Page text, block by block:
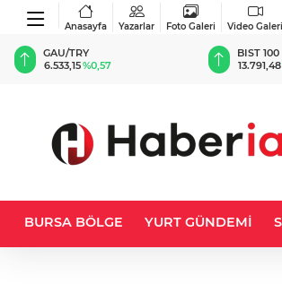
Anasayfa Yazarlar Foto Galeri Video Galeri
BIST 100
13.791,48%0,64
USD
47,5915
BURSA BÖLGE YURT GÜNDEMİ